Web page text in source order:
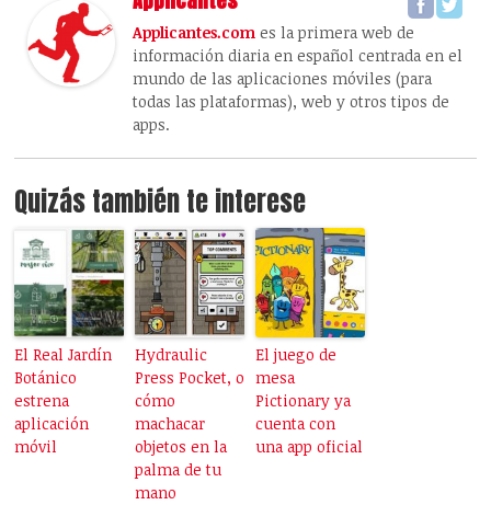
Applicantes.com es la primera web de
información diaria en español centrada en el
mundo de las aplicaciones móviles (para
todas las plataformas), web y otros tipos de
apps.
Quizás también te interese
El Real Jardín
Botánico
estrena
aplicación
móvil
Hydraulic
Press Pocket, o
cómo
machacar
objetos en la
palma de tu
mano
El juego de
mesa
Pictionary ya
cuenta con
una app oficial